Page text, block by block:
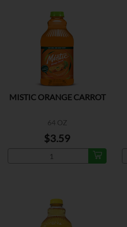
MISTIC ORANGE CARROT
64 OZ
$3.59